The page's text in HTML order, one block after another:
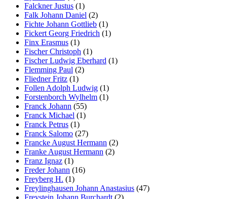
Falckner Justus (1)
Falk Johann Daniel (2)
Fichte Johann Gottlieb (1)
Fickert Georg Friedrich (1)
Finx Erasmus (1)
Fischer Christoph (1)
Fischer Ludwig Eberhard (1)
Flemming Paul (2)
Fliedner Fritz (1)
Follen Adolph Ludwig (1)
Forstenborch Wylhelm (1)
Franck Johann (55)
Franck Michael (1)
Franck Petrus (1)
Franck Salomo (27)
Francke August Hermann (2)
Franke August Hermann (2)
Franz Ignaz (1)
Freder Johann (16)
Freyberg H. (1)
Freylinghausen Johann Anastasius (47)
Freystein Johann Burchardt (2)